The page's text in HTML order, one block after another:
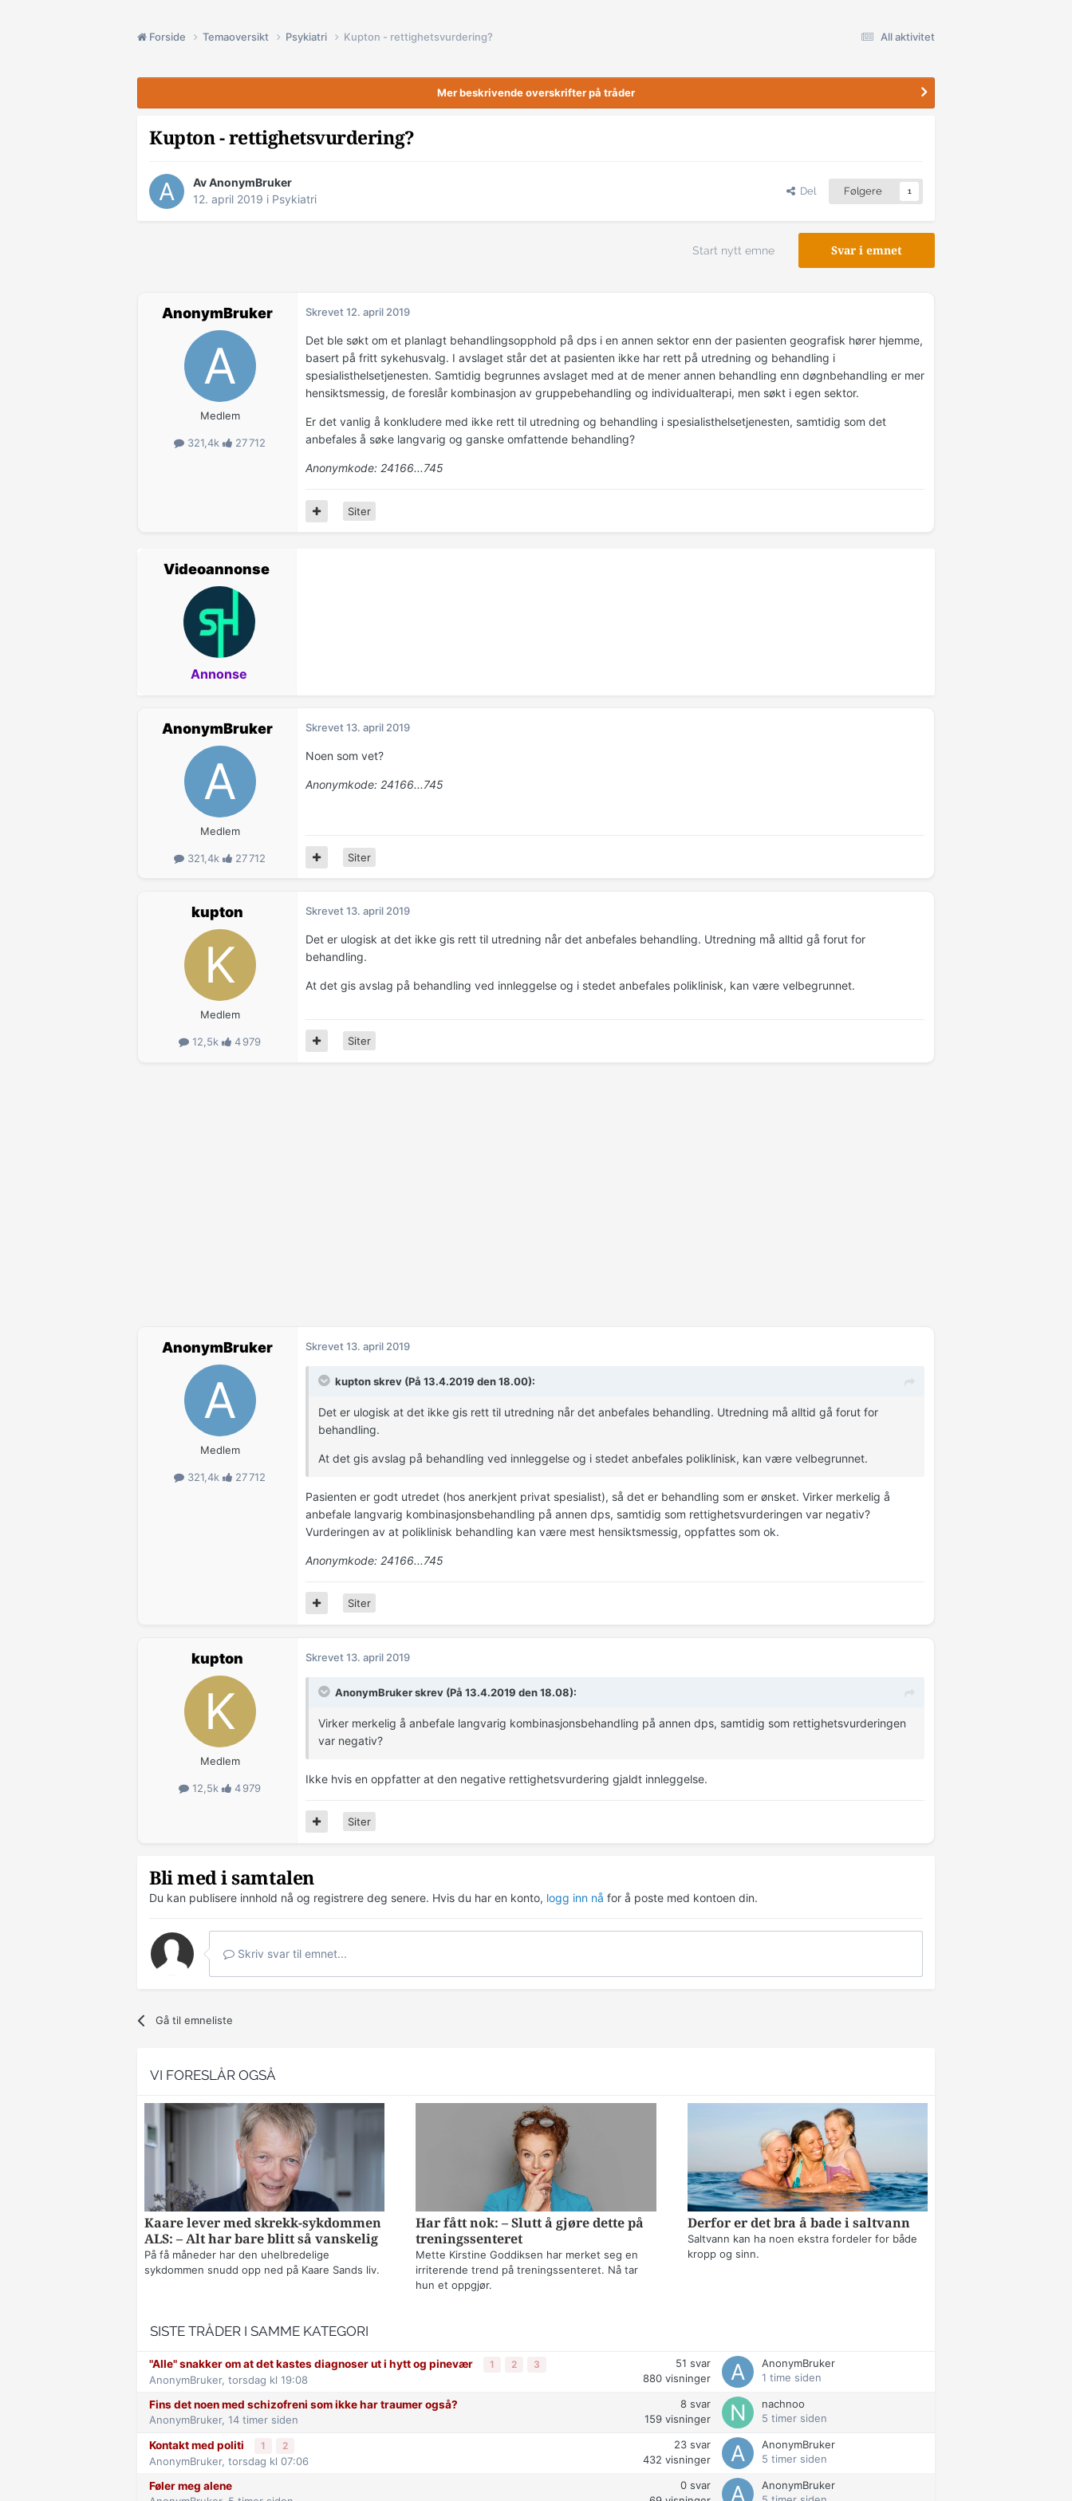
All aktivitet
Forside Temaoversikt Psykiatri Kupton - rettighetsvurdering?
Mer beskrivende overskrifter på tråder
Kupton - rettighetsvurdering?
Av AnonymBruker
12. april 2019 i Psykiatri
Del Følgere 1
Svar i emnet
Start nytt emne
AnonymBruker
Medlem
321,4k 27 712
Skrevet12. april 2019
Det ble søkt om et planlagt behandlingsopphold på dps i en annen sektor enn der pasienten geografisk hører hjemme,
basert på fritt sykehusvalg. I avslaget står det at pasienten ikke har rett på utredning og behandling i
spesialisthelsetjenesten. Samtidig begrunnes avslaget med at de mener annen behandling enn døgnbehandling er mer
hensiktsmessig, de foreslår kombinasjon av gruppebehandling og individualterapi, men søkt i egen sektor.
Er det vanlig å konkludere med ikke rett til utredning og behandling i spesialisthelsetjenesten, samtidig som det
anbefales å søke langvarig og ganske omfattende behandling?
Anonymkode: 24166...745
Siter
Videoannonse
Annonse
AnonymBruker
Medlem
321,4k 27 712
Skrevet13. april 2019
Noen som vet?
Anonymkode: 24166...745
Siter
kupton
Medlem
12,5k 4 979
Skrevet13. april 2019
Det er ulogisk at det ikke gis rett til utredning når det anbefales behandling. Utredning må alltid gå forut for
behandling.
At det gis avslag på behandling ved innleggelse og i stedet anbefales poliklinisk, kan være velbegrunnet.
Siter
AnonymBruker
Medlem
321,4k 27 712
Skrevet13. april 2019
kupton skrev (På 13.4.2019 den 18.00):
Det er ulogisk at det ikke gis rett til utredning når det anbefales behandling. Utredning må alltid gå forut for
behandling.
At det gis avslag på behandling ved innleggelse og i stedet anbefales poliklinisk, kan være velbegrunnet.
Pasienten er godt utredet (hos anerkjent privat spesialist), så det er behandling som er ønsket. Virker merkelig å
anbefale langvarig kombinasjonsbehandling på annen dps, samtidig som rettighetsvurderingen var negativ?
Vurderingen av at poliklinisk behandling kan være mest hensiktsmessig, oppfattes som ok.
Anonymkode: 24166...745
Siter
kupton
Medlem
12,5k 4 979
Skrevet13. april 2019
AnonymBruker skrev (På 13.4.2019 den 18.08):
Virker merkelig å anbefale langvarig kombinasjonsbehandling på annen dps, samtidig som rettighetsvurderingen
var negativ?
Ikke hvis en oppfatter at den negative rettighetsvurdering gjaldt innleggelse.
Siter
Bli med i samtalen
Du kan publisere innhold nå og registrere deg senere. Hvis du har en konto, logg inn nå for å poste med kontoen din.
Skriv svar til emnet...
Gå til emneliste
VI FORESLÅR OGSÅ
Kaare lever med skrekk-sykdommen
ALS: – Alt har bare blitt så vanskelig
På få måneder har den uhelbredelige
sykdommen snudd opp ned på Kaare Sands liv.
Har fått nok: – Slutt å gjøre dette på
treningssenteret
Mette Kirstine Goddiksen har merket seg en
irriterende trend på treningssenteret. Nå tar
hun et oppgjør.
Derfor er det bra å bade i saltvann
Saltvann kan ha noen ekstra fordeler for både
kropp og sinn.
SISTE TRÅDER I SAMME KATEGORI
"Alle" snakker om at det kastes diagnoser ut i hytt og pinevær 1 2 3
AnonymBruker, torsdag kl 19:08
51 svar
880 visninger
AnonymBruker
1 time siden
Fins det noen med schizofreni som ikke har traumer også?
AnonymBruker, 14 timer siden
8 svar
159 visninger
nachnoo
5 timer siden
Kontakt med politi 1 2
AnonymBruker, torsdag kl 07:06
23 svar
432 visninger
AnonymBruker
5 timer siden
Føler meg alene
0 svar
AnonymBruker